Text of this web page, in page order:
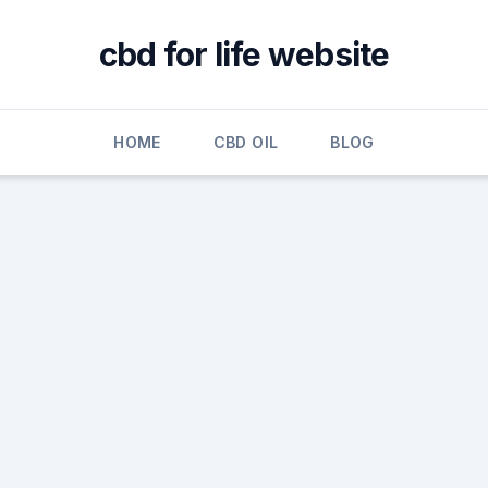
cbd for life website
HOME CBD OIL BLOG